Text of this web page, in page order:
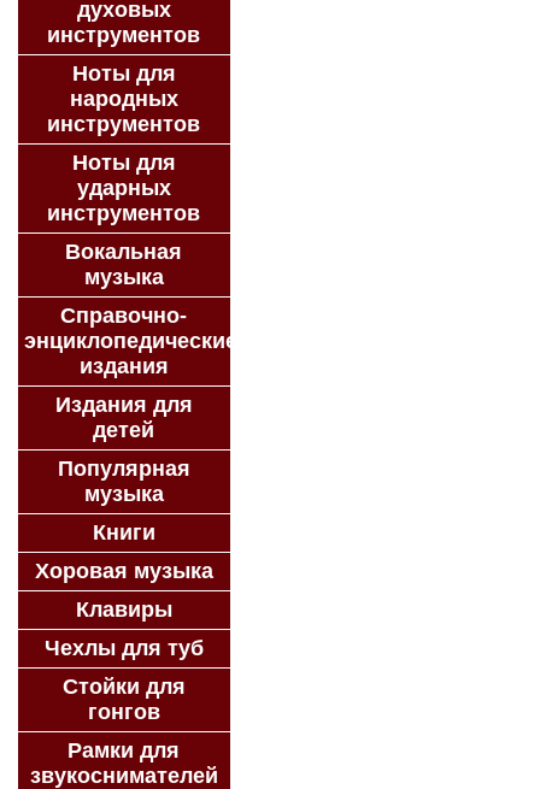
духовых
инструментов
Ноты для
народных
инструментов
Ноты для
ударных
инструментов
Вокальная
музыка
Справочно-
энциклопедические
издания
Издания для
детей
Популярная
музыка
Книги
Хоровая музыка
Клавиры
Чехлы для туб
Стойки для
гонгов
Рамки для
звукоснимателей